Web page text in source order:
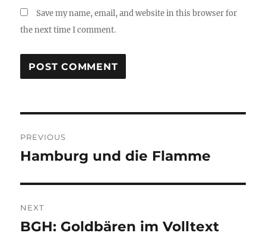
Save my name, email, and website in this browser for
the next time I comment.
navigation
PREVIOUS
Previous
Hamburg und die Flamme
NEXT
Next
BGH: Goldbären im Volltext